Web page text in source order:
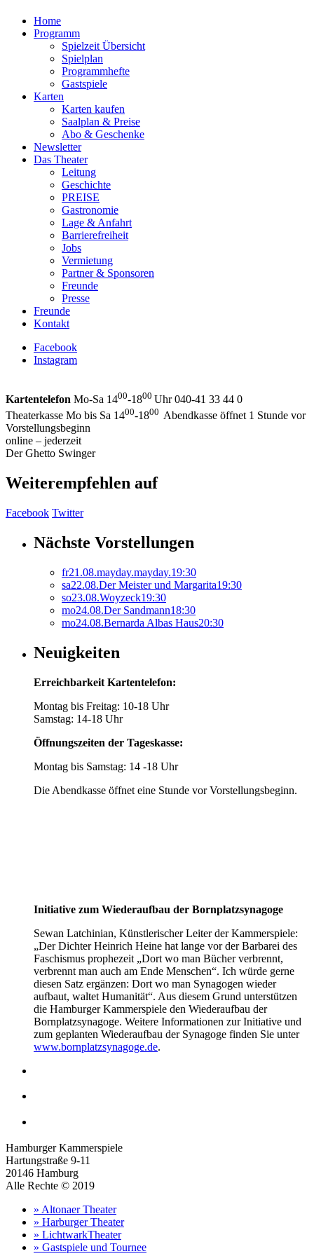
Home
Programm
Spielzeit Übersicht
Spielplan
Programmhefte
Gastspiele
Karten
Karten kaufen
Saalplan & Preise
Abo & Geschenke
Newsletter
Das Theater
Leitung
Geschichte
PREISE
Gastronomie
Lage & Anfahrt
Barrierefreiheit
Jobs
Vermietung
Partner & Sponsoren
Freunde
Presse
Freunde
Kontakt
Facebook
Instagram
Kartentelefon Mo-Sa 1400-1800 Uhr 040-41 33 44 0
Theaterkasse Mo bis Sa 1400-1800 Abendkasse öffnet 1 Stunde vor
Vorstellungsbeginn
online – jederzeit
Der Ghetto Swinger
Weiterempfehlen auf
Facebook Twitter
Nächste Vorstellungen
fr21.08.mayday.mayday.19:30
sa22.08.Der Meister und Margarita19:30
so23.08.Woyzeck19:30
mo24.08.Der Sandmann18:30
mo24.08.Bernarda Albas Haus20:30
Neuigkeiten
Erreichbarkeit Kartentelefon:
Montag bis Freitag: 10-18 Uhr
Samstag: 14-18 Uhr
Öffnungszeiten der Tageskasse:
Montag bis Samstag: 14 -18 Uhr
Die Abendkasse öffnet eine Stunde vor Vorstellungsbeginn.
Initiative zum Wiederaufbau der Bornplatzsynagoge
Sewan Latchinian, Künstlerischer Leiter der Kammerspiele:
„Der Dichter Heinrich Heine hat lange vor der Barbarei des
Faschismus prophezeit „Dort wo man Bücher verbrennt,
verbrennt man auch am Ende Menschen“. Ich würde gerne
diesen Satz ergänzen: Dort wo man Synagogen wieder
aufbaut, waltet Humanität“. Aus diesem Grund unterstützen
die Hamburger Kammerspiele den Wiederaufbau der
Bornplatzsynagoge. Weitere Informationen zur Initiative und
zum geplanten Wiederaufbau der Synagoge finden Sie unter
www.bornplatzsynagoge.de.
Hamburger Kammerspiele
Hartungstraße 9-11
20146 Hamburg
Alle Rechte © 2019
» Altonaer Theater
» Harburger Theater
» LichtwarkTheater
» Gastspiele und Tournee